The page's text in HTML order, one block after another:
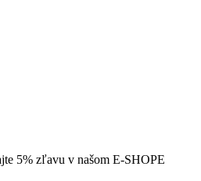
5% zľavu v našom E-SHOPE